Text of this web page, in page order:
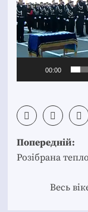
00:00
Post
Попередній:
Розібрана
Весь